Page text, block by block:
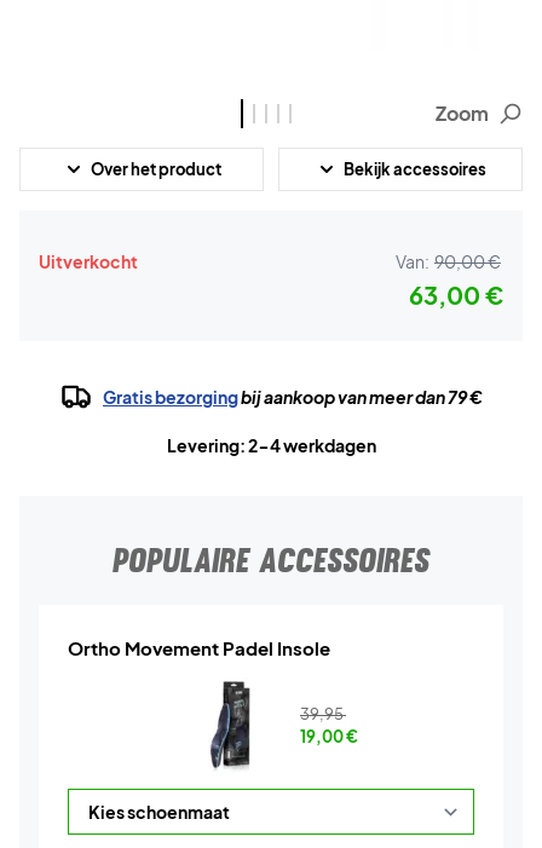
Zoom
Over het product Bekijk accessoires
Uitverkocht Van: 90,00 €
63,00 €
Gratis bezorgingbij aankoop van meer dan 79 €
Levering: 2-4 werkdagen
POPULAIRE ACCESSOIRES
Ortho Movement Padel Insole
39,95
19,00€